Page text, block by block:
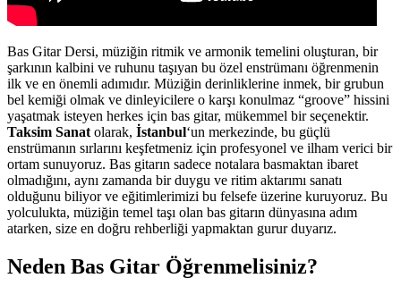
Bas Gitar Dersi, müziğin ritmik ve armonik temelini oluşturan, bir
şarkının kalbini ve ruhunu taşıyan bu özel enstrümanı öğrenmenin
ilk ve en önemli adımıdır. Müziğin derinliklerine inmek, bir grubun
bel kemiği olmak ve dinleyicilere o karşı konulmaz “groove” hissini
yaşatmak isteyen herkes için bas gitar, mükemmel bir seçenektir.
Taksim Sanat olarak, İstanbul‘un merkezinde, bu güçlü
enstrümanın sırlarını keşfetmeniz için profesyonel ve ilham verici bir
ortam sunuyoruz. Bas gitarın sadece notalara basmaktan ibaret
olmadığını, aynı zamanda bir duygu ve ritim aktarımı sanatı
olduğunu biliyor ve eğitimlerimizi bu felsefe üzerine kuruyoruz. Bu
yolculukta, müziğin temel taşı olan bas gitarın dünyasına adım
atarken, size en doğru rehberliği yapmaktan gurur duyarız.
Neden Bas Gitar Öğrenmelisiniz?